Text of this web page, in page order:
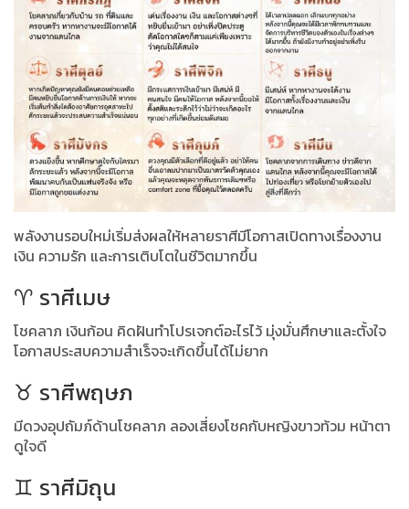
พลังงานรอบใหม่เริ่มส่งผลให้หลายราศีมีโอกาสเปิดทางเรื่องงาน
เงิน ความรัก และการเติบโตในชีวิตมากขึ้น
♈️ ราศีเมษ
โชคลาภ เงินก้อน คิดฝันทำโปรเจกต์อะไรไว้ มุ่งมั่นศึกษาและตั้งใจ
โอกาสประสบความสำเร็จจะเกิดขึ้นได้ไม่ยาก
♉️ ราศีพฤษภ
มีดวงอุปถัมภ์ด้านโชคลาภ ลองเสี่ยงโชคกับหญิงขาวท้วม หน้าตา
ดูใจดี
♊️ ราศีมิถุน